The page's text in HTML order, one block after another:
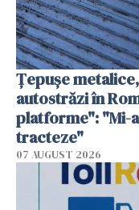
Țepușe
autostrăzi în
platforme": "Mi-
tracteze"
07 AUGUST 2026